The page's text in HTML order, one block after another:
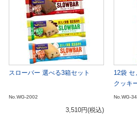
スローバー 選べる3箱セット
No.WG-2002
3,510円(税込)
12袋 セ
クッキ
No.WG-